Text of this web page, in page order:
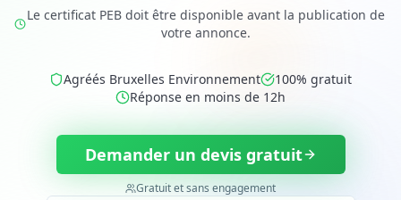
Le certificat PEB doit être disponible avant la publication de
votre annonce.
Agréés Bruxelles Environnement
100% gratuit
Réponse en moins de 12h
Demander un devis gratuit
Gratuit et sans engagement